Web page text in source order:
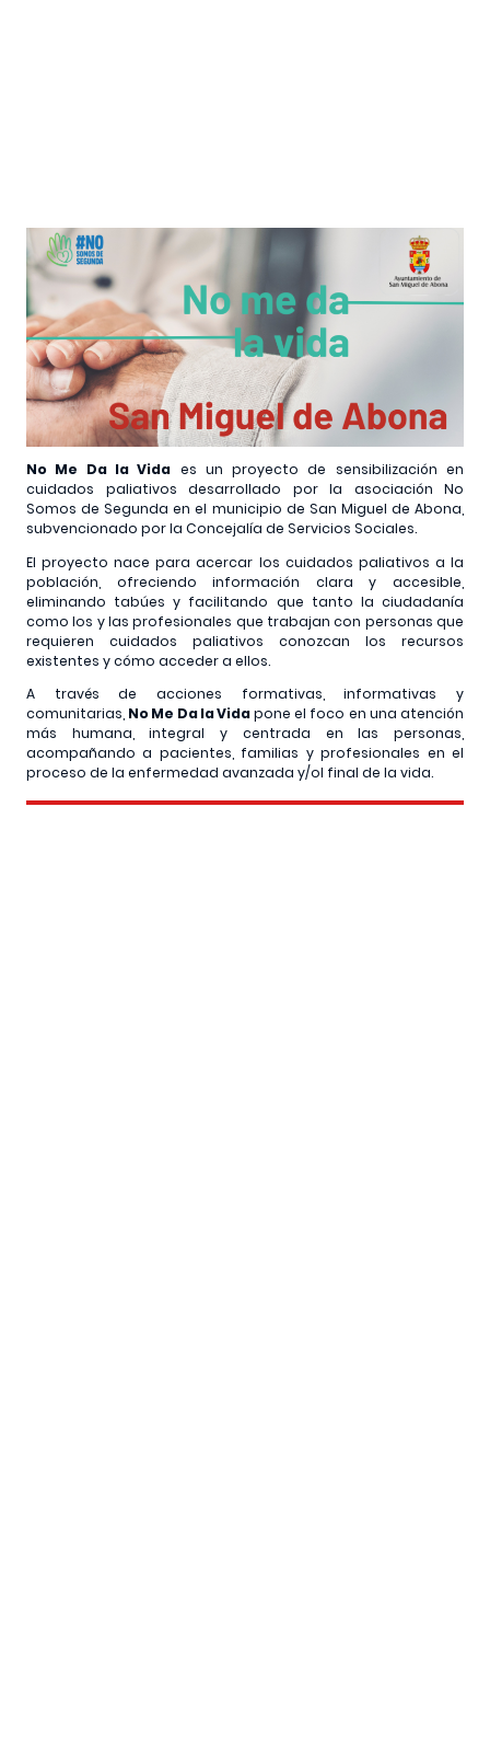
No Me Da la Vida es un proyecto de sensibilización en
cuidados paliativos desarrollado por la asociación No
Somos de Segunda en el municipio de San Miguel de Abona,
subvencionado por la Concejalía de Servicios Sociales.
El proyecto nace para acercar los cuidados paliativos a la
población, ofreciendo información clara y accesible,
eliminando tabúes y facilitando que tanto la ciudadanía
como los y las profesionales que trabajan con personas que
requieren cuidados paliativos conozcan los recursos
existentes y cómo acceder a ellos.
A través de acciones formativas, informativas y
comunitarias, No Me Da la Vidapone el foco en una atención
más humana, integral y centrada en las personas,
acompañando a pacientes, familias y profesionales en el
proceso de la enfermedad avanzada y/ol final de la vida.